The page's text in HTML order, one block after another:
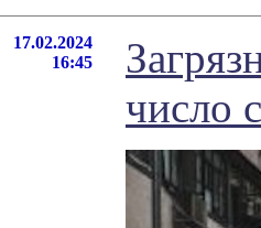
17.02.2024
16:45
число